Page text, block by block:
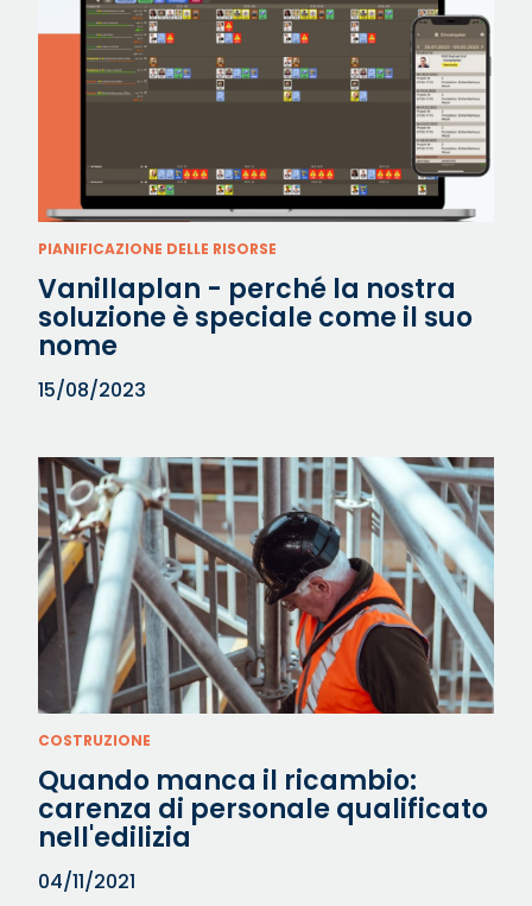
PIANIFICAZIONE DELLE RISORSE
Vanillaplan - perché la nostra
soluzione è speciale come il suo
nome
15/08/2023
COSTRUZIONE
Quando manca il ricambio:
carenza di personale qualificato
nell'edilizia
04/11/2021